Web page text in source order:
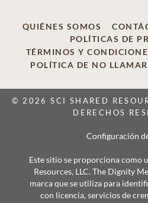
QUIÉNES SOMOS
POLÍTICAS DE
TÉRMINOS Y
POLÍTICA DE NO LLAMAR
© 2026 SCI SHARED
DERECHOS
Configuración
Este sitio se proporciona como
Resources, LLC. The Dignity
marca que se utiliza para
con licencia, servicios de